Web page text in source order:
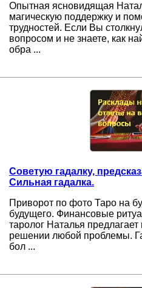
Опытная ясновидящая
магическую поддержку и
трудностей. Если Вы
вопросом и не знаете, как
обра ...
Советую гадалку,
Сильная гадалка.
Приворот по фото Таро на
будущего. Финансовые
таролог Наталья
решении любой проблемы.
бол ...